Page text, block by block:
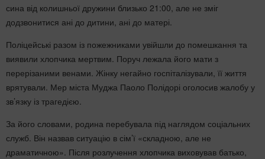
сина від колишньої дружини близько 21:00, але не зміг
додзвонитися ані до дитини, ані до матері.
Поліцейські разом із пожежниками увійшли до помешкання та
виявили хлопчика мертвим. Поруч лежала його мати з
перерізаними венами. Жінку негайно госпіталізували, її життя
врятували. Мер міста Муджа Паоло Полідорі оголосив жалобу у
зв’язку із трагедією.
За його словами, родина перебувала під наглядом соціальних
служб. Він назвав ситуацію в сім’ї «складною, але не
драматичною». Після розлучення хлопчика виховував батько,